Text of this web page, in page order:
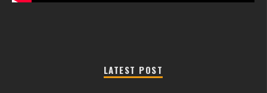
LATEST POST